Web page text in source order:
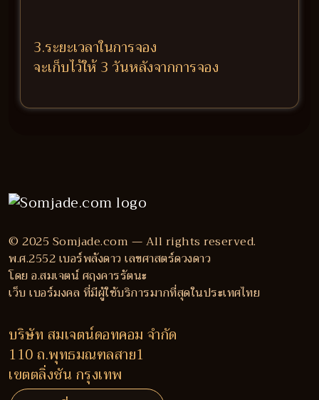
3.ระยะเวลาในการจอง
จะเก็บไว้ให้ 3 วันหลังจากการจอง
© 2025 Somjade.com — All rights reserved.
พ.ศ.2552 เบอร์พลังดาว เลขศาสตร์ดวงดาว
โดย อ.สมเจตน์ ศฤงคารรัตนะ
เว็บ เบอร์มงคล ที่มีผู้ใช้บริการมากที่สุดในประเทศไทย
บริษัท สมเจตน์ดอทคอม จำกัด
110 ถ.พุทธมณฑลสาย1
เขตตลิ่งชัน กรุงเทพ